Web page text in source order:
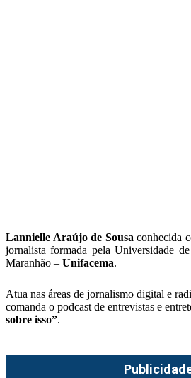
Lannielle Araújo de Sousa conhecida
jornalista formada pela Universidade
Maranhão – Unifacema.
Atua nas áreas de jornalismo digital e
comanda o podcast de entrevistas e
sobre isso”.